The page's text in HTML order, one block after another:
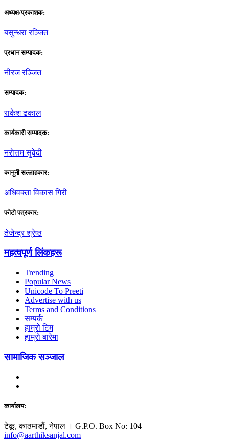
अध्यक्ष/प्रकाशक:
बसुन्धरा रञ्जित
प्रधान सम्पादक:
नीरज रञ्जित
सम्पादक:
राकेश ढकाल
कार्यकारी सम्पादक:
नराेत्तम सुवेदी
कानुनी सल्लाहकार:
अधिवक्ता विकास गिरी
फाेटाे पत्रकार:
तेजेन्द्र श्रेष्ठ
महत्वपूर्ण लिंकहरू
Trending
Popular News
Unicode To Preeti
Advertise with us
Terms and Conditions
सम्पर्क
हाम्रो टिम
हाम्रो बारेमा
सामाजिक सञ्जाल
कार्यालय:
टेकू, काठमाडाैं, नेपाल । G.P.O. Box No: 104
info@aarthiksanjal.com